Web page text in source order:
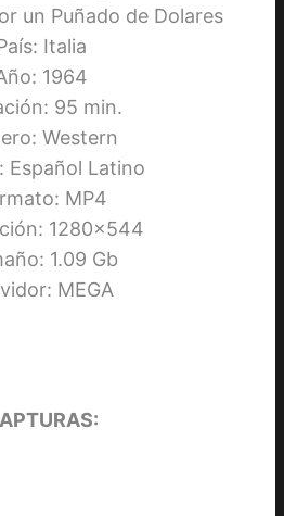
un Puñado de Dolares
Italia
1964
95 min.
Western
Español Latino
MP4
1280×544
1.09 Gb
MEGA